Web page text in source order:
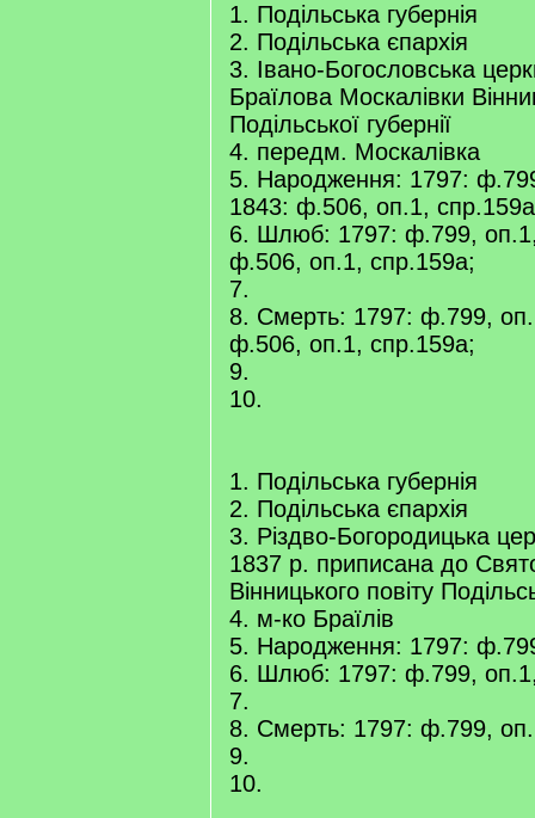
1. Подільська губернія
2. Подільська єпархія
3. Івано-Богословська
Браїлова Москалівки
Подільської губернії
4. передм. Москалівка
5. Народження: 1797:
1843: ф.506, оп.1,
6. Шлюб: 1797: ф.799,
ф.506, оп.1, спр.159а;
7.
8. Смерть: 1797: ф.799,
ф.506, оп.1, спр.159а;
9.
10.
1. Подільська губернія
2. Подільська єпархія
3. Різдво-Богородицька
1837 р. приписана до
Вінницького повіту
4. м-ко Браїлів
5. Народження: 1797:
6. Шлюб: 1797: ф.799,
7.
8. Смерть: 1797: ф.799,
9.
10.